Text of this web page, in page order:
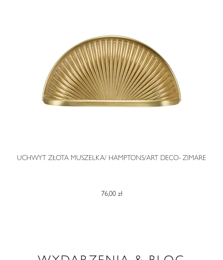
UCHWYT ZŁOTA MUSZELKA/ HAMPTONS/ART DECO- ZIMARE
76,00 zł